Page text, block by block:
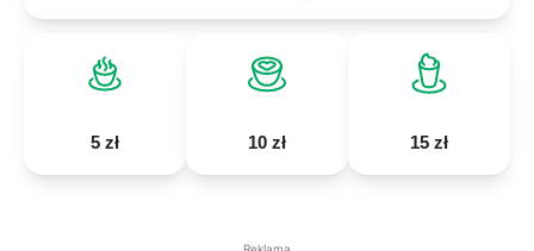
5 zł 10 zł 15 zł